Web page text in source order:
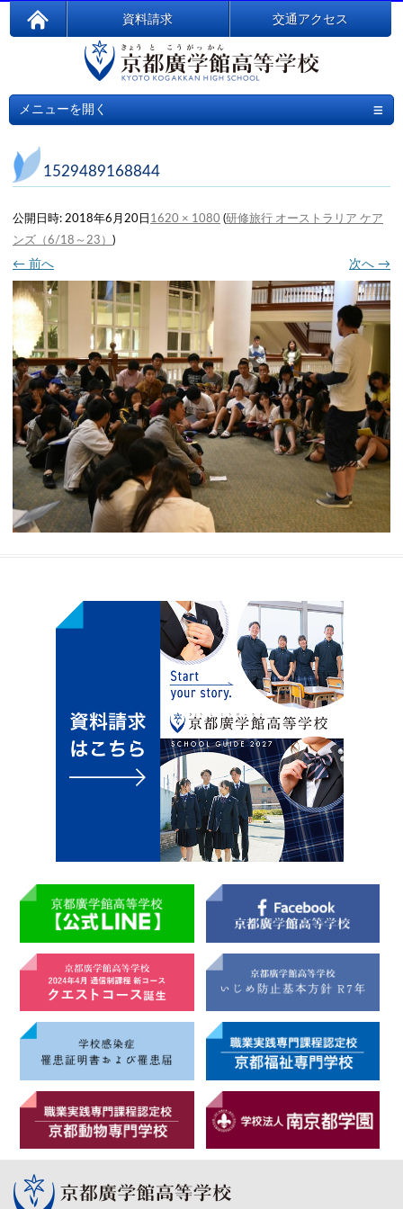
資料請求 交通アクセス
メニューを開く ≡
1529489168844
公開日時: 2018年6月20日 1620 × 1080 (研修旅行 オーストラリア ケア
ンズ（6/18～23） )
← 前へ 次へ →